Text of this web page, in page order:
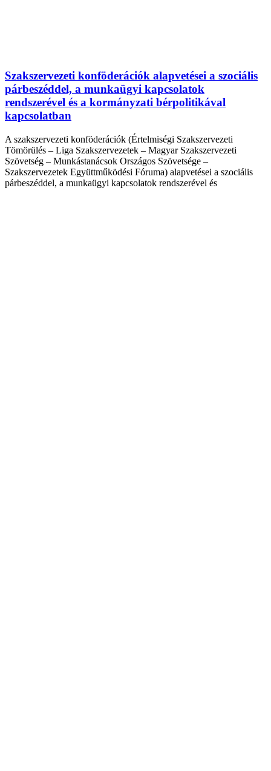
Szakszervezeti konföderációk alapvetései a szociális
párbeszéddel, a munkaügyi kapcsolatok
rendszerével és a kormányzati bérpolitikával
kapcsolatban
A szakszervezeti konföderációk (Értelmiségi Szakszervezeti
Tömörülés – Liga Szakszervezetek – Magyar Szakszervezeti
Szövetség – Munkástanácsok Országos Szövetsége –
Szakszervezetek Együttműködési Fóruma) alapvetései a szociális
párbeszéddel, a munkaügyi kapcsolatok rendszerével és